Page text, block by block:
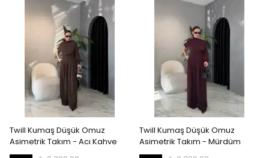
Twill Kumaş Düşük Omuz
Asimetrik Takım - Acı Kahve
Twill Kumaş Düşük Omuz
Asimetrik Takım - Mürdüm